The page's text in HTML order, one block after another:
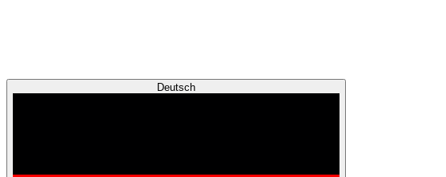
Deutsch